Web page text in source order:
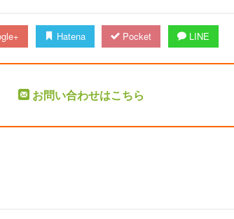
Hatena Pocket LINE
お問い合わせはこちら